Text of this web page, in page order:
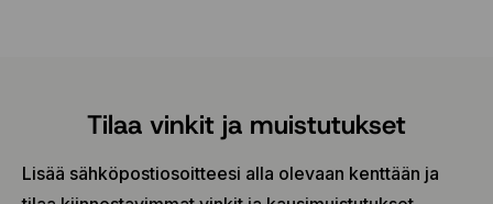
Tilaa vinkit ja muistutukset
Lisää sähköpostiosoitteesi alla olevaan kenttään ja